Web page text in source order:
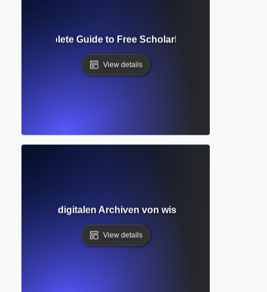
Complete Guide to Free Scholarly Search and
View details
zu digitalen Archiven von wissenschaftlichen
View details